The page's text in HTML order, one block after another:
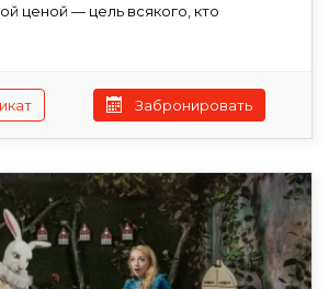
ценой — цель всякого, кто
Забронировать